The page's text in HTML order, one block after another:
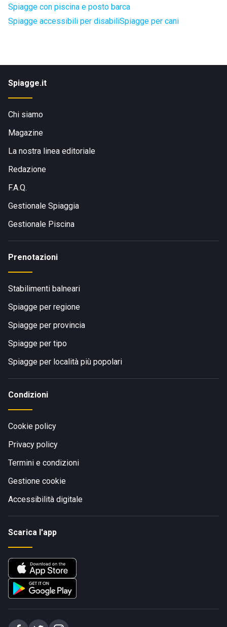
Spiagge con piscina e posto barca
Spiagge accessibili per disabiliSpiagge per cani
Spiagge.it
Chi siamo
Magazine
La nostra linea editoriale
Redazione
F.A.Q.
Gestionale Spiaggia
Gestionale Piscina
Prenotazioni
Stabilimenti balneari
Spiagge per regione
Spiagge per provincia
Spiagge per tipo
Spiagge per località più popolari
Condizioni
Cookie policy
Privacy policy
Termini e condizioni
Gestione cookie
Accessibilità digitale
Scarica l'app